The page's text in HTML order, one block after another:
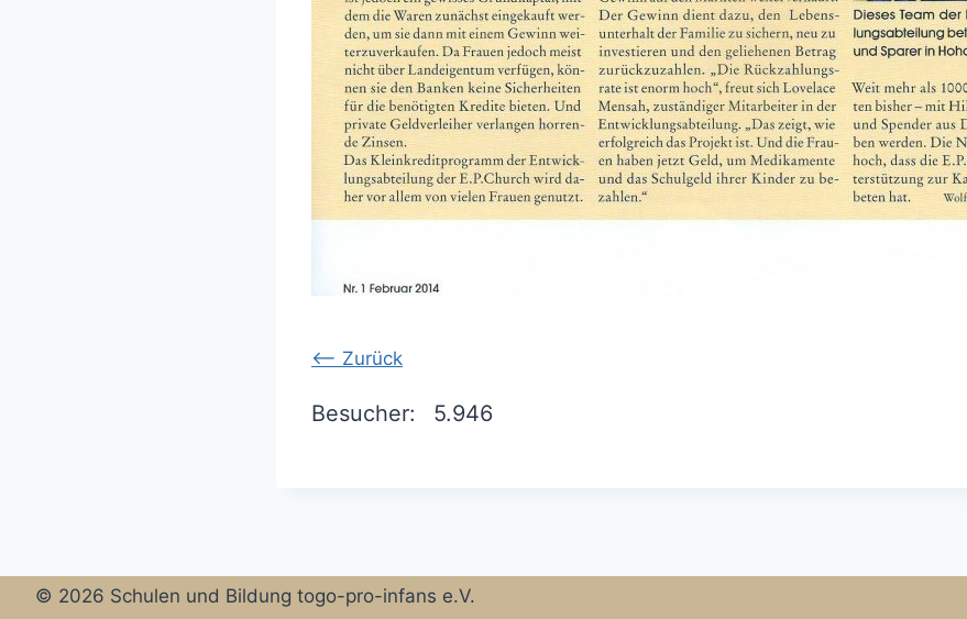
<-- Zurück
Besucher: 5.946
© 2026 Schulen und Bildung togo-pro-infans e.V.